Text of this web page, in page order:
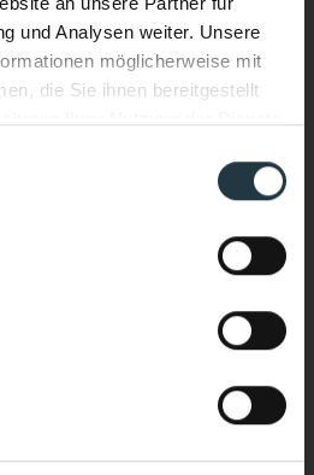
und Analysen weiter. Unsere
möglicherweise mit
die Sie ihnen bereitgestellt
(Klettern, Skitouring,
(Wandern, Skifahren, geführte
Soul – jetzt auch
Mit Blick auf die
als ankommen.